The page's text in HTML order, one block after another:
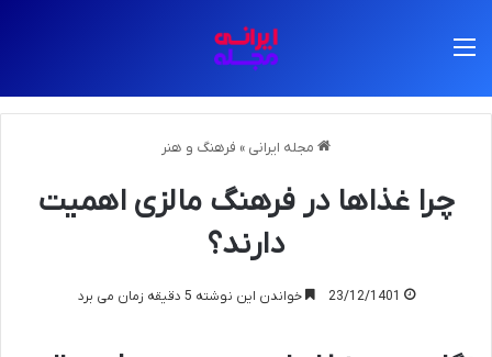
مجله ایرانی » فرهنگ و هنر
چرا غذاها در فرهنگ مالزی اهمیت
دارند؟
23/12/1401 خواندن این نوشته 5 دقیقه زمان می برد